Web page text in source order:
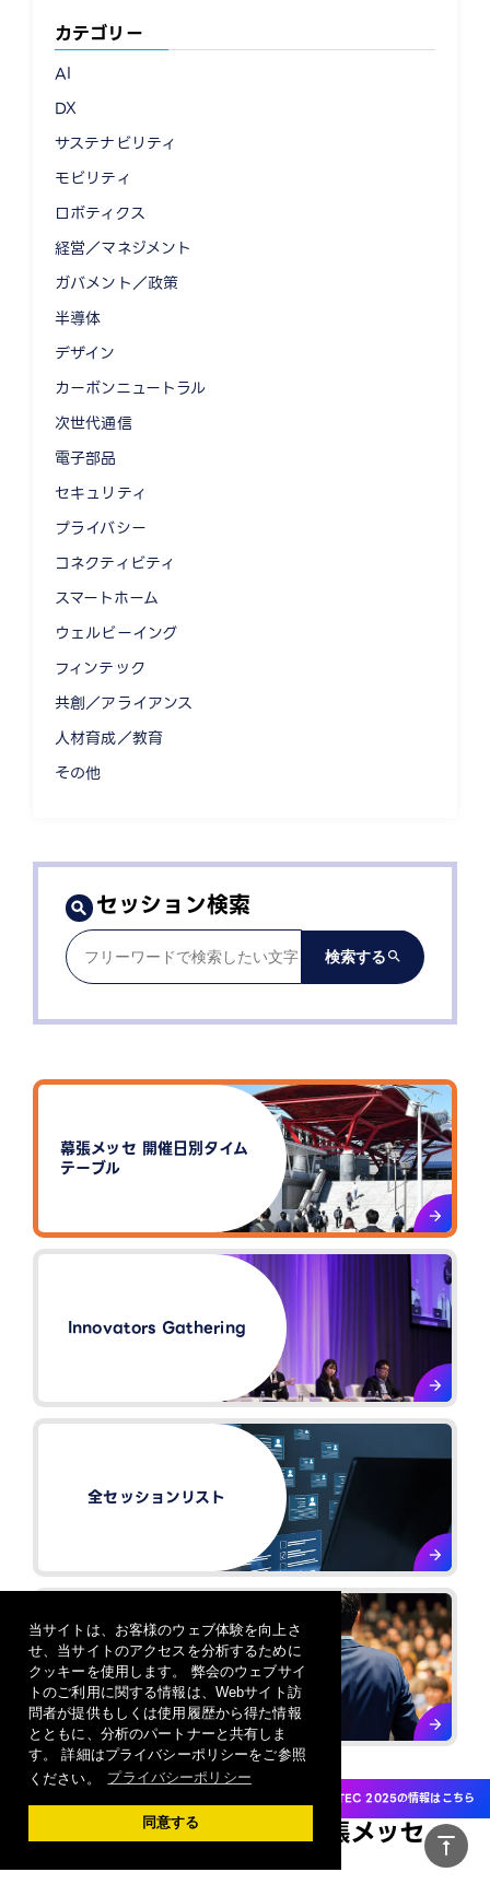
当サイトは、お客様のウェブ体験を向上さ
せ、当サイトのアクセスを分析するために
クッキーを使用します。 弊会のウェブサイ
トのご利用に関する情報は、Webサイト訪
問者が提供もしくは使用履歴から得た情報
とともに、分析のパートナーと共有しま
す。 詳細はプライバシーポリシーをご参照
ください。
プライバシーポリシー
同意する
カテゴリー
AI
DX
サステナビリティ
モビリティ
ロボティクス
経営／マネジメント
ガバメント／政策
半導体
デザイン
カーボンニュートラル
次世代通信
電子部品
セキュリティ
プライバシー
コネクティビティ
スマートホーム
ウェルビーイング
フィンテック
共創／アライアンス
人材育成／教育
その他
セッション検索
幕張メッセ 開催日別タイム
テーブル
Innovators Gathering​
全セッションリスト
スピーカー紹介​
CEATEC 2025の情報はこちら
vertical_align_top